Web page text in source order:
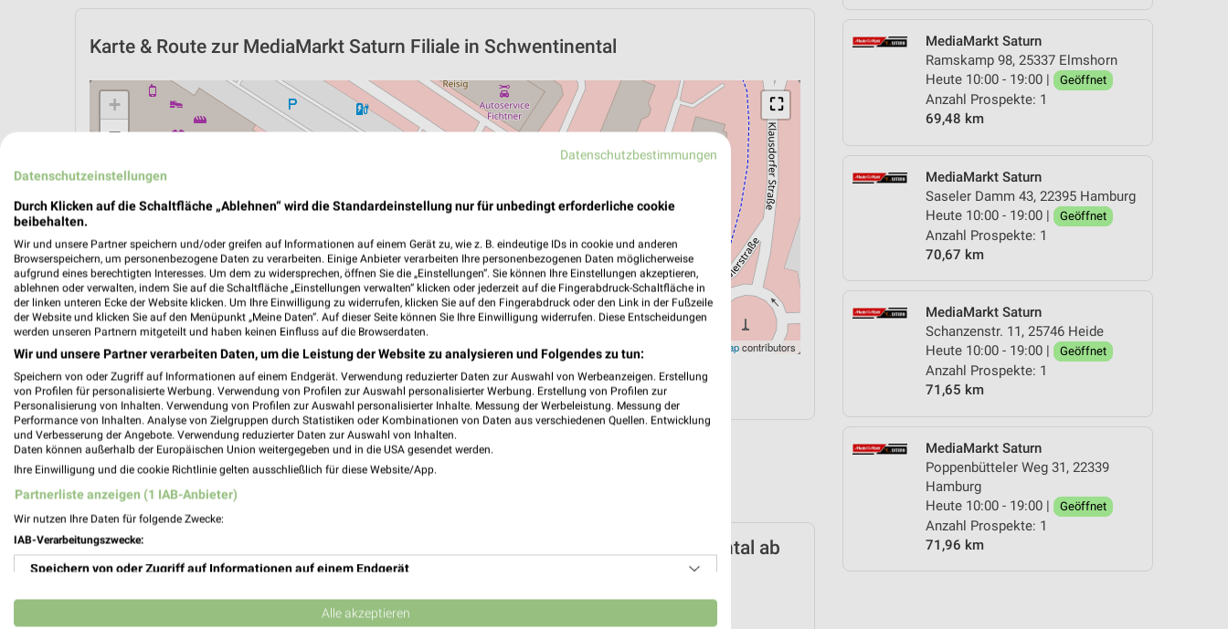
MediaMarkt Saturn
Ramskamp 98, 25337 Elmshorn
Heute 10:00 - 19:00 |
Geöffnet
Anzahl Prospekte: 1
69,48 km
MediaMarkt Saturn
Saseler Damm 43, 22395 Hamburg
Heute 10:00 - 19:00 |
Geöffnet
Anzahl Prospekte: 1
70,67 km
MediaMarkt Saturn
Schanzenstr. 11, 25746 Heide
Heute 10:00 - 19:00 |
Geöffnet
Anzahl Prospekte: 1
71,65 km
MediaMarkt Saturn
Poppenbütteler Weg 31, 22339
Hamburg
Heute 10:00 - 19:00 |
Geöffnet
Anzahl Prospekte: 1
71,96 km
Karte & Route zur MediaMarkt Saturn Filiale in Schwentinental
⛶
+
−
Leaflet OpenStreetMapcontributors
ÖPNV ANZEIGEN LADESÄULEN ANZEIGEN NAVIGATION MIT GOOGLE/IOS MAPS
Aktuelle Angebote in dieser Filiale
Anzahl Prospekte: 1
Letztes Prospektupdate: vor 18 Tagen
MediaMarkt Saturn Prospekt für Schwentinental ab
Mo. den 20.07.
Gutscheinheft
Gültig von 20. Jul. bis 10. Aug.
Datenschutzbestimmungen
Datenschutzeinstellungen
Durch Klicken auf die Schaltfläche „Ablehnen“ wird die Standardeinstellung nur für unbedingt erforderliche cookie
beibehalten.
Wir und unsere Partner speichern und/oder greifen auf Informationen auf einem Gerät zu, wie z. B. eindeutige IDs in cookie und anderen
Browserspeichern, um personenbezogene Daten zu verarbeiten. Einige Anbieter verarbeiten Ihre personenbezogenen Daten möglicherweise
aufgrund eines berechtigten Interesses. Um dem zu widersprechen, öffnen Sie die „Einstellungen“. Sie können Ihre Einstellungen akzeptieren,
ablehnen oder verwalten, indem Sie auf die Schaltfläche „Einstellungen verwalten“ klicken oder jederzeit auf die Fingerabdruck-Schaltfläche in
der linken unteren Ecke der Website klicken. Um Ihre Einwilligung zu widerrufen, klicken Sie auf den Fingerabdruck oder den Link in der Fußzeile
der Website und klicken Sie auf den Menüpunkt „Meine Daten“. Auf dieser Seite können Sie Ihre Einwilligung widerrufen. Diese Entscheidungen
werden unseren Partnern mitgeteilt und haben keinen Einfluss auf die Browserdaten.
Wir und unsere Partner verarbeiten Daten, um die Leistung der Website zu analysieren und Folgendes zu tun:
Speichern von oder Zugriff auf Informationen auf einem Endgerät. Verwendung reduzierter Daten zur Auswahl von Werbeanzeigen. Erstellung
von Profilen für personalisierte Werbung. Verwendung von Profilen zur Auswahl personalisierter Werbung. Erstellung von Profilen zur
Personalisierung von Inhalten. Verwendung von Profilen zur Auswahl personalisierter Inhalte. Messung der Werbeleistung. Messung der
Performance von Inhalten. Analyse von Zielgruppen durch Statistiken oder Kombinationen von Daten aus verschiedenen Quellen. Entwicklung
und Verbesserung der Angebote. Verwendung reduzierter Daten zur Auswahl von Inhalten.
Daten können außerhalb der Europäischen Union weitergegeben und in die USA gesendet werden.
Ihre Einwilligung und die cookie Richtlinie gelten ausschließlich für diese Website/App.
Partnerliste anzeigen (1 IAB-Anbieter)
Wir nutzen Ihre Daten für folgende Zwecke:
IAB-Verarbeitungszwecke:
Speichern von oder Zugriff auf Informationen auf einem Endgerät
Verwendung reduzierter Daten zur Auswahl von Werbeanzeigen
Alle akzeptieren